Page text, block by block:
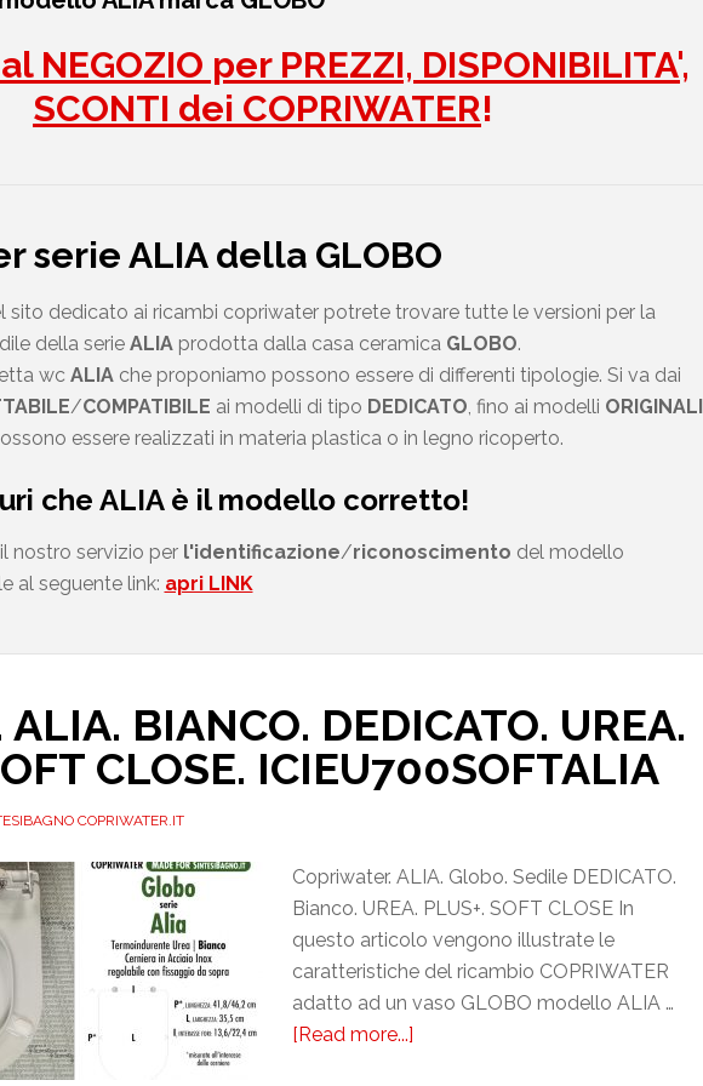
NEGOZIO per PREZZI, DISPONIBILITA',
SCONTI dei COPRIWATER!
serie ALIA della GLOBO
sito dedicato ai ricambi copriwater potrete trovare tutte le versioni per la
della serie ALIAprodotta dalla casa ceramica GLOBO.
wc ALIAche proponiamo possono essere di differenti tipologie. Si va dai
/COMPATIBILE ai modelli di tipo DEDICATO, fino ai modelli ORIGINALI
essere realizzati in materia plastica o in legno ricoperto.
che ALIAè il modello corretto!
nostro servizio per l'identificazione/riconoscimento del modello
al seguente link: apri LINK
ALIA. BIANCO. DEDICATO. UREA.
CLOSE. ICIEU700SOFTALIA
COPRIWATER.IT
Copriwater. ALIA. Globo. Sedile DEDICATO.
Bianco. UREA. PLUS+. SOFT CLOSE In
questo articolo vengono illustrate le
caratteristiche del ricambio COPRIWATER
adatto ad un vaso GLOBO modello ALIA …
[Read more...]